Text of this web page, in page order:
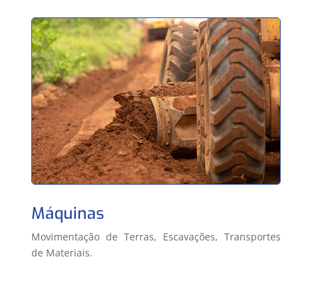
Máquinas
Movimentação de Terras, Escavações, Transportes
de Materiais.